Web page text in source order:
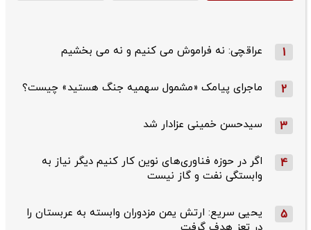
1 عراقچی: نه فراموش می کنیم و نه می بخشیم
2 ماجرای پیامک «مشمول سهمیه جنگ هستید» چیست؟
3 سیدحسن خمینی عزادار شد
4
اگر در حوزه فناوری‌های نوین کار کنیم دیگر نیاز به
وابستگی نفت و گاز نیست
5
یحیی سریع: ارتش یمن مزدوران وابسته به عربستان را